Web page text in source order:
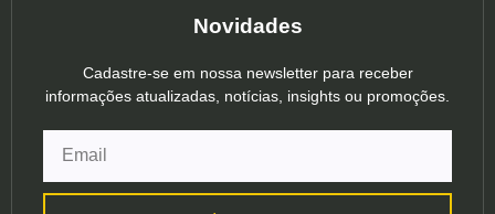
Novidades
Cadastre-se em nossa newsletter para receber
informações atualizadas, notícias, insights ou promoções.